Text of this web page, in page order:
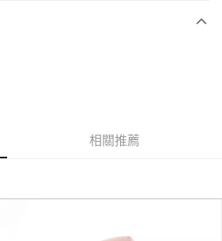
需綁卡、不需儲值。
訊認證，即可結帳。
相關推薦